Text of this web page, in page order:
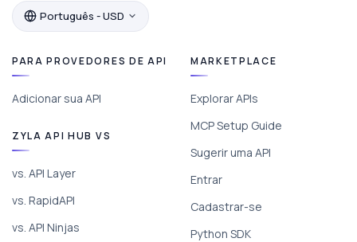
Português - USD
PARA PROVEDORES DE API
Adicionar sua API
ZYLA API HUB VS
vs. API Layer
vs. RapidAPI
vs. API Ninjas
MARKETPLACE
Explorar APIs
MCP Setup Guide
Sugerir uma API
Entrar
Cadastrar-se
Python SDK